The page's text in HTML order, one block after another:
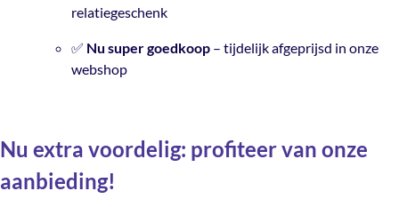
relatiegeschenk
✅ Nu super goedkoop – tijdelijk afgeprijsd in onze
webshop
Nu extra voordelig: profiteer van onze
aanbieding!